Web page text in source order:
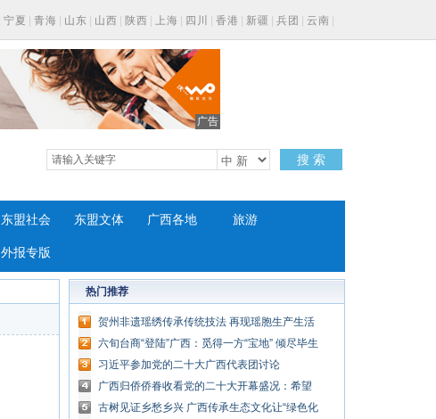
宁夏 青海 山东 山西 陕西 上海 四川 香港 新疆 兵团 云南
广告
搜 索
东盟社会 东盟文体 广西各地 旅游
外报专版
热门推荐
贺州非遗瑶绣传承传统技法 再现瑶胞生产生活
场景
六旬台商“登陆”广西：觅得一方“宝地” 倾尽毕生
所学
习近平参加党的二十大广西代表团讨论
广西归侨侨眷收看党的二十大开幕盛况：希望
国家越来越强大
古树见证乡愁乡兴 广西传承生态文化让“绿色化